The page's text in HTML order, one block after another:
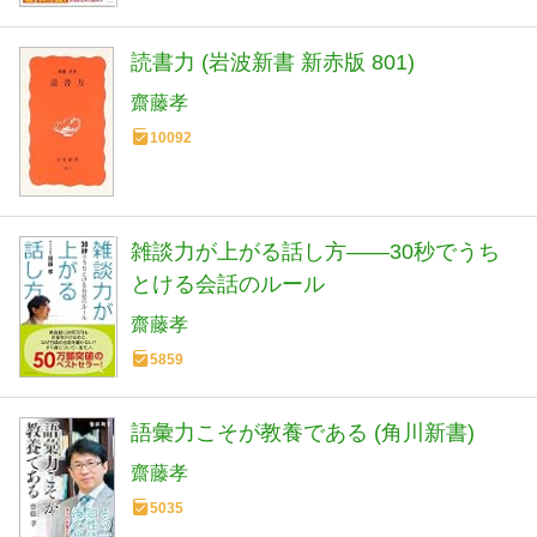
読書力 (岩波新書 新赤版 801)
齋藤孝
10092
雑談力が上がる話し方――30秒でうち
とける会話のルール
齋藤孝
5859
語彙力こそが教養である (角川新書)
齋藤孝
5035